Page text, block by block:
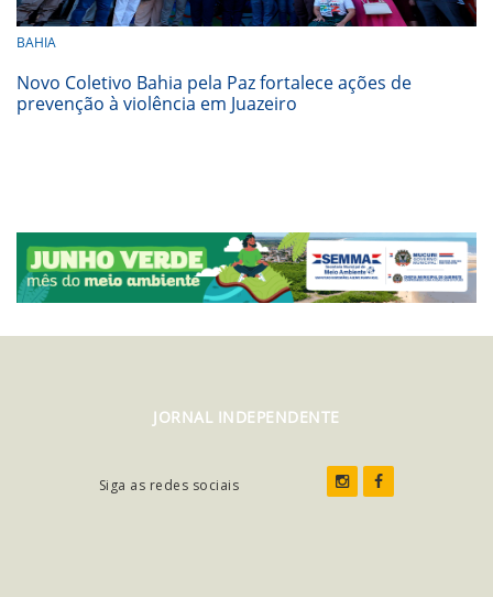
BAHIA
Novo Coletivo Bahia pela Paz fortalece ações de
prevenção à violência em Juazeiro
JORNAL INDEPENDENTE
Siga as redes sociais